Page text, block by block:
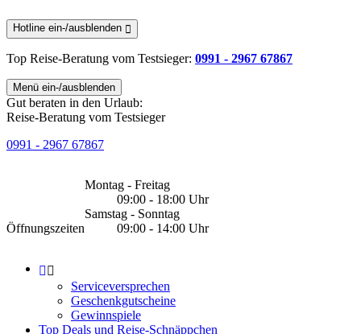
Hotline ein-/ausblenden
Top Reise-Beratung vom Testsieger: 0991 - 2967 67867
Menü ein-/ausblenden
Gut beraten in den Urlaub:
Reise-Beratung vom Testsieger
0991 - 2967 67867
Öffnungszeiten
Montag - Freitag
09:00 - 18:00 Uhr
Samstag - Sonntag
09:00 - 14:00 Uhr
Serviceversprechen
Geschenkgutscheine
Gewinnspiele
Top Deals und Reise-Schnäppchen